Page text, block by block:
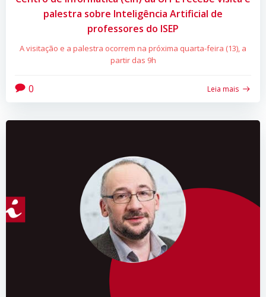
palestra sobre Inteligência Artificial de
professores do ISEP
A visitação e a palestra ocorrem na próxima quarta-feira (13), a
partir das 9h
0 Leia mais